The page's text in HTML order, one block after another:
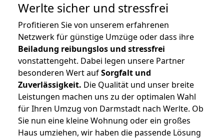
Werlte sicher und stressfrei
Profitieren Sie von unserem erfahrenen
Netzwerk für günstige Umzüge oder dass ihre
Beiladung reibungslos und stressfrei
vonstattengeht. Dabei legen unsere Partner
besonderen Wert aufSorgfalt und
Zuverlässigkeit. Die Qualität und unser breite
Leistungen machen uns zu der optimalen Wahl
für Ihren Umzug von Darmstadt nach Werlte. Ob
Sie nun eine kleine Wohnung oder ein großes
Haus umziehen, wir haben die passende Lösung